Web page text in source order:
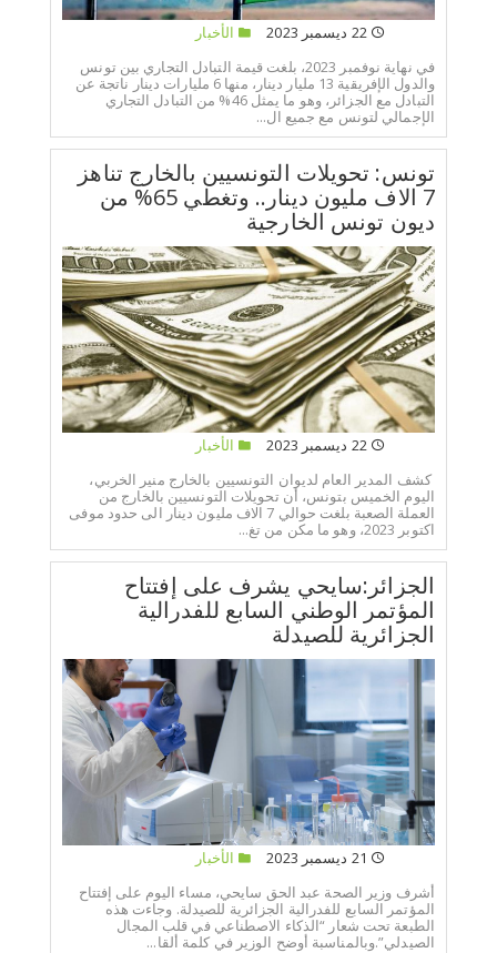
22 ديسمبر 2023
الأخبار
في نهاية نوفمبر 2023، بلغت قيمة التبادل التجاري بين تونس
والدول الإفريقية 13 مليار دينار، منها 6 مليارات دينار ناتجة عن
التبادل مع الجزائر، وهو ما يمثل 46% من التبادل التجاري
الإجمالي لتونس مع جميع ال...
تونس: تحويلات التونسيين بالخارج تناهز
7 الاف مليون دينار.. وتغطي 65% من
ديون تونس الخارجية
22 ديسمبر 2023
الأخبار
كشف المدير العام لديوان التونسيين بالخارج منير الخربي،
اليوم الخميس بتونس، أن تحويلات التونسيين بالخارج من
العملة الصعبة بلغت حوالي 7 الاف مليون دينار الى حدود موفى
اكتوبر 2023، وهو ما مكن من تغ...
الجزائر:سايحي يشرف على إفتتاح
المؤتمر الوطني السابع للفدرالية
الجزائرية للصيدلة
الأخبار
أشرف وزير الصحة عبد الحق سايحي، مساء اليوم على إفتتاح
المؤتمر السابع للفدرالية الجزائرية للصيدلة. وجاءت هذه
الطبعة تحت شعار “الذكاء الاصطناعي في قلب المجال
الصيدلي”.وبالمناسبة أوضح الوزير في كلمة ألقا...